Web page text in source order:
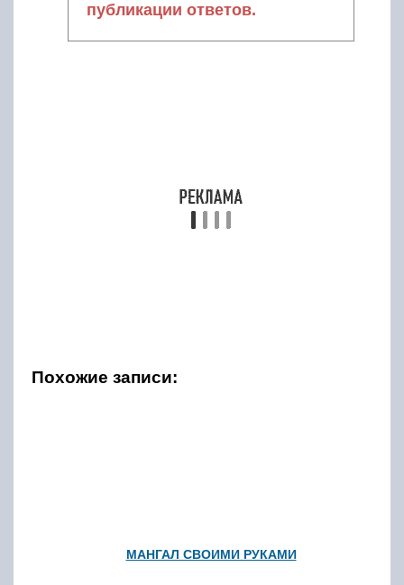
публикации ответов.
Похожие записи:
МАНГАЛ СВОИМИ РУКАМИ